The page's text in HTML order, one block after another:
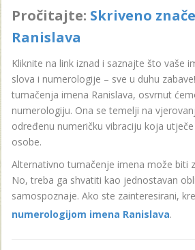
Pročitajte: Skriveno
Ranislava
Kliknite na link iznad i saznajte što vaše
slova i numerologije – sve u duhu
tumačenja imena Ranislava, osvrnut
numerologiju. Ona se temelji na
određenu numeričku vibraciju koja
osobe.
Alternativno tumačenje imena može biti
No, treba ga shvatiti kao jednostavan
samospoznaje. Ako ste zainteresirani,
numerologijom imena Ranislava.